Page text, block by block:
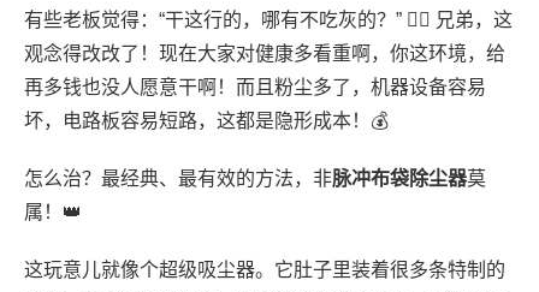
有些老板觉得：“干这行的，哪有不吃灰的？” 🤷‍♂️ 兄弟，这
观念得改改了！现在大家对健康多看重啊，你这环境，给
再多钱也没人愿意干啊！而且粉尘多了，机器设备容易
坏，电路板容易短路，这都是隐形成本！💰
怎么治？最经典、最有效的方法，非脉冲布袋除尘器莫
属！👑
这玩意儿就像个超级吸尘器。它肚子里装着很多条特制的